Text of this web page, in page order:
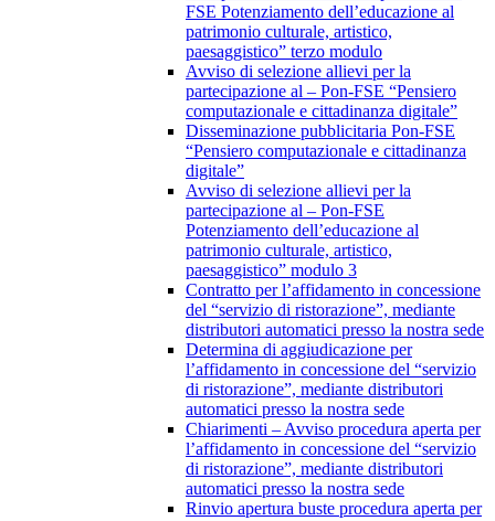
FSE Potenziamento dell’educazione al
patrimonio culturale, artistico,
paesaggistico” terzo modulo
Avviso di selezione allievi per la
partecipazione al – Pon-FSE “Pensiero
computazionale e cittadinanza digitale”
Disseminazione pubblicitaria Pon-FSE
“Pensiero computazionale e cittadinanza
digitale”
Avviso di selezione allievi per la
partecipazione al – Pon-FSE
Potenziamento dell’educazione al
patrimonio culturale, artistico,
paesaggistico” modulo 3
Contratto per l’affidamento in concessione
del “servizio di ristorazione”, mediante
distributori automatici presso la nostra sede
Determina di aggiudicazione per
l’affidamento in concessione del “servizio
di ristorazione”, mediante distributori
automatici presso la nostra sede
Chiarimenti – Avviso procedura aperta per
l’affidamento in concessione del “servizio
di ristorazione”, mediante distributori
automatici presso la nostra sede
Rinvio apertura buste procedura aperta per